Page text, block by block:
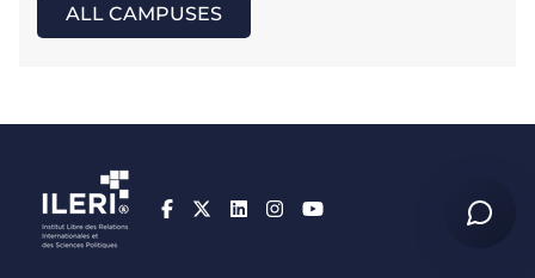
ALL CAMPUSES